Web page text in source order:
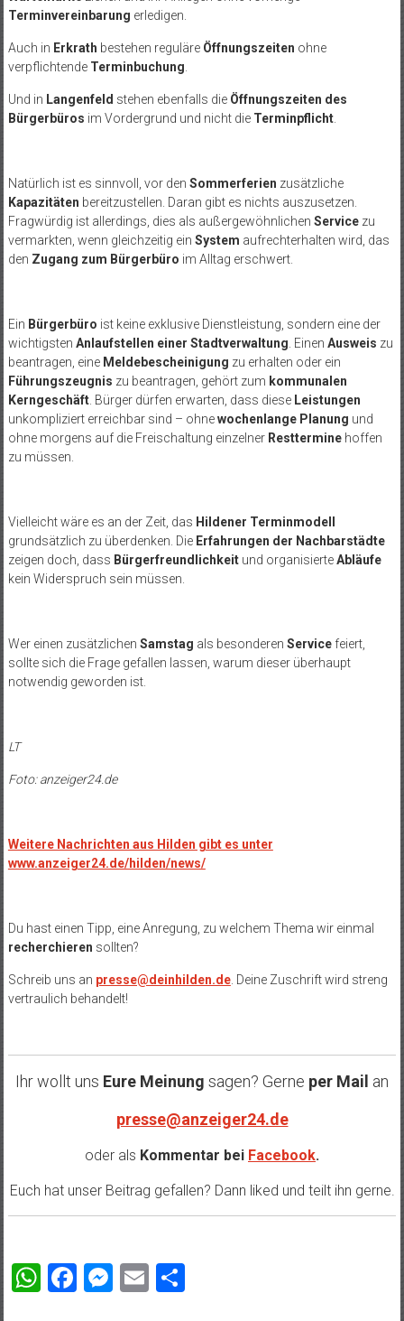
Terminvereinbarung erledigen.
Auch in Erkrath bestehen reguläre Öffnungszeiten ohne
verpflichtende Terminbuchung
Und in Langenfeld stehen ebenfalls die Öffnungszeiten des
Bürgerbüros im Vordergrund und nicht die Terminpflicht.
Natürlich ist es sinnvoll, vor den Sommerferien zusätzliche
Kapazitäten bereitzustellen. Daran gibt es nichts auszusetzen.
Fragwürdig ist allerdings, dies als außergewöhnlichen Servicezu
vermarkten, wenn gleichzeitig ein System aufrechterhalten wird, das
den Zugang zum Bürgerbüro im Alltag erschwert.
Ein Bürgerbüro ist keine exklusive Dienstleistung, sondern eine der
wichtigsten Anlaufstellen einer Stadtverwaltung . Einen Ausweis zu
beantragen, eine Meldebescheinigung zu erhalten oder ein
Führungszeugnis zu beantragen, gehört zum kommunalen
Kerngeschäft. Bürger dürfen erwarten, dass diese Leistungen
unkompliziert erreichbar sind – ohnewochenlange Planung und
ohne morgens auf die Freischaltung einzelner Restterminehoffen
zu müssen.
Vielleicht wäre es an der Zeit, das Hildener Terminmodell
grundsätzlich zu überdenken. Die Erfahrungen der Nachbarstädte
zeigen doch, dass Bürgerfreundlichkeitund organisierteAbläufe
kein Widerspruch sein müssen.
Wer einen zusätzlichen Samstag als besonderen Servicefeiert,
sollte sich die Frage gefallen lassen, warum dieser überhaupt
notwendig geworden ist.
LT
Foto: anzeiger24.de
Weitere Nachrichten aus Hilden gibt es unter
www.anzeiger24.de/hilden/news/
Du hast einen Tipp, eine Anregung, zu welchem Thema wir einmal
recherchieren sollten?
Schreib uns an presse@deinhilden.de. Deine Zuschrift wird streng
vertraulich behandelt!
Ihr wollt uns Eure Meinung sagen? Gerne per Mail an
presse@anzeiger24.de
oder als Kommentar bei Facebook.
Euch hat unser Beitrag gefallen? Dann liked und teilt ihn gerne.
WhatsApp
Facebook
Messenger
EmailTeilen